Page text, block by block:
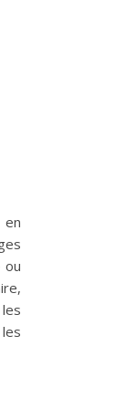
en
ou